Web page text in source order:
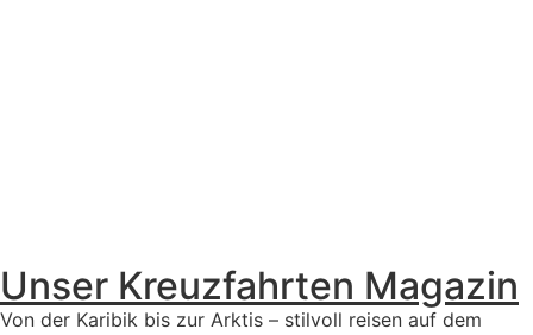
Unser Kreuzfahrten Magazin
Von der Karibik bis zur Arktis – stilvoll reisen auf dem